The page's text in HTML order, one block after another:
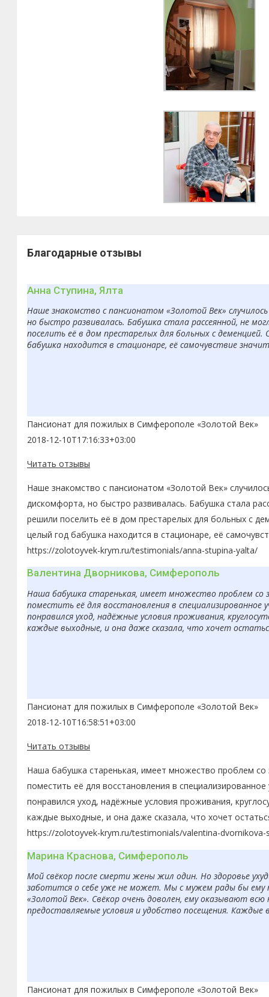
Благодарные отзывы
Анна Ступина, Ялта
Наше знакомство с пансионатом «Золотой Век»
но быстро развивалась. Бабушка стала рассеянной, не
поселить её в дом престарелых для больных с деменцией.
бабушка находится в стационаре, её самочувствие
Пансионат для пожилых в Симферополе «Золотой Век»
2018-12-10T17:16:33+03:00
Читать отзывы
Наше знакомство с пансионатом «Золотой Век»
дискомфорта, но быстро развивалась. Бабушка стала
решили поселить её в дом престарелых для больных с
целый год бабушка находится в стационаре, её
https://zolotoyvek-krym.ru/testimonials/anna-stupina-yalta/
Валентина Дворникова, Симферополь
Наша бабушка старенькая, имеет множество проблем со
поместить её для восстановления в
понравился уход, надёжные условия проживания,
каждые выходные, и она даже сказала, что хочет
Пансионат для пожилых в Симферополе «Золотой Век»
2018-12-10T16:58:51+03:00
Читать отзывы
Наша бабушка старенькая, имеет множество проблем
поместить её для восстановления в
понравился уход, надёжные условия проживания,
каждые выходные, и она даже сказала, что хочет
https://zolotoyvek-krym.ru/testimonials/valentina-
Марина Краснова, Симферополь
Мой свёкор после смерти жены жил один. Но здоровье
заботится о себе уже не может. Мы с мужем рады бы ему
«Золотой Век». Свёкор очень доволен, ему оказывают
предоставляемые условия и удобство посещения.
Пансионат для пожилых в Симферополе «Золотой Век»